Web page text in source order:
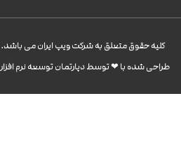
کليه حقوق متعلق به شرکت ویپ ایران می باشد.©
طراحی شده با ❤︎ توسط دپارتمان توسعه نرم افزار